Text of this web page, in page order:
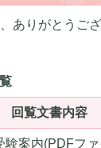
ありがとうご
回覧文書内容
験案内(PDFフ